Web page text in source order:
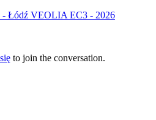
- Łódź VEOLIA EC3 - 2026
to join the conversation.